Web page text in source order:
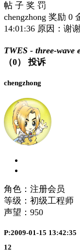
帖 子 奖 罚
chengzhong 奖励 0
14:01:36 原因：谢
TWES - three-wave
（0）
投诉
chengzhong
角色：注册会员
等级：初级工程师
声望： 950
P:2009-01-15 13:42:35
12